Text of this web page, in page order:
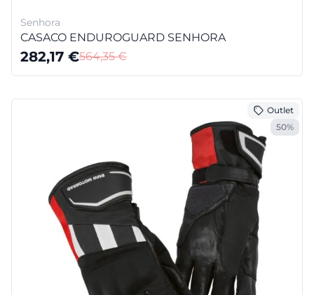
Senhora
CASACO ENDUROGUARD SENHORA
282,17 €564,35€
Outlet
50%